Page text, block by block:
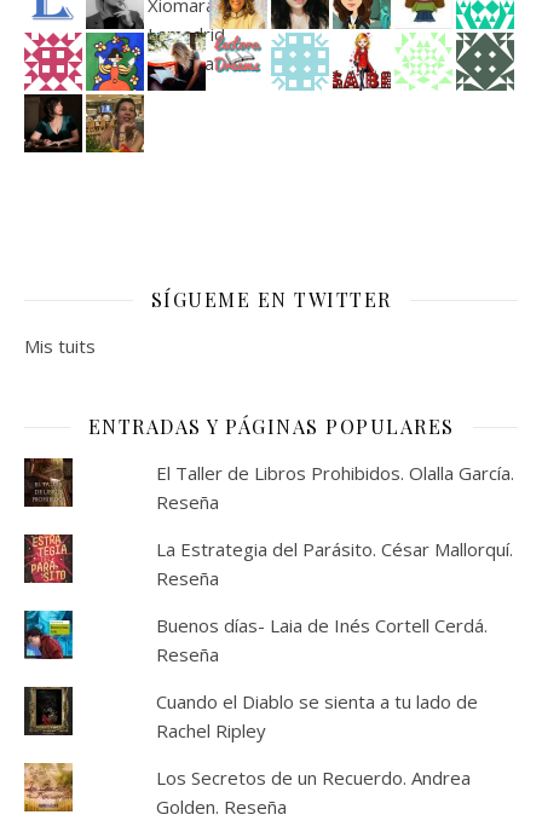
SÍGUEME EN TWITTER
Mis tuits
ENTRADAS Y PÁGINAS POPULARES
El Taller de Libros Prohibidos. Olalla García.
Reseña
La Estrategia del Parásito. César Mallorquí.
Reseña
Buenos días- Laia de Inés Cortell Cerdá.
Reseña
Cuando el Diablo se sienta a tu lado de
Rachel Ripley
Los Secretos de un Recuerdo. Andrea
Golden. Reseña